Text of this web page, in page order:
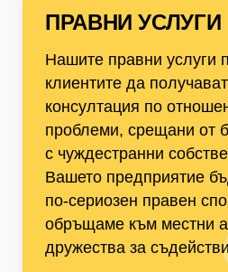
ПРАВНИ УСЛУГИ
Нашите правни услуги
клиентите да
консултация по
проблеми, срещани от
с чуждестранни
Вашето предприятие
по-сериозен правен
обръщаме към местни
дружества за